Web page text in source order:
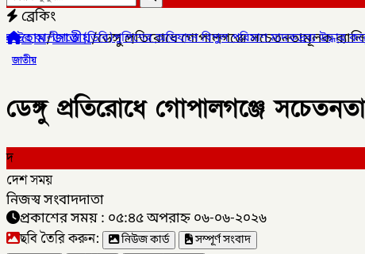
ব্রেকিং
অভিযানে বিপুল পরিমাণ মাদকদ্রব্য উদ্ধার করে✦কোম্পানীগঞ্জে
হোম/জাতীয়/ডেঙ্গু প্রতিরোধে গোপালগঞ্জে সচেতনতামূলক
জাতীয়
ডেঙ্গু প্রতিরোধে গোপালগঞ্জে
দ
দেশ সময়
নিজস্ব সংবাদদাতা
প্রকাশের সময় : ০৫:৪৫ অপরাহ্ন ০৬-০৬-২০২৬
ছবি তৈরি করুন: নিউজ কার্ড
সম্পূর্ণ সংবাদ